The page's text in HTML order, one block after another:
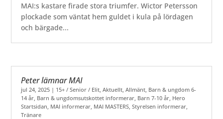
MAI:s kastare firade stora triumfer. Wictor Petersson
plockade som väntat hem guldet i kula på lördagen
och bärgade...
Peter lämnar MAI
jul 24, 2025 | 15+ / Senior / Elit ,Aktuellt ,Allmänt Barn & ungdom 6-
14 år Barn & ungdomsutskottet informerar Barn 7-10 år Hero
Startsidan MAI informerar MAI MASTERS ,Styrelsen informerar
Tränare